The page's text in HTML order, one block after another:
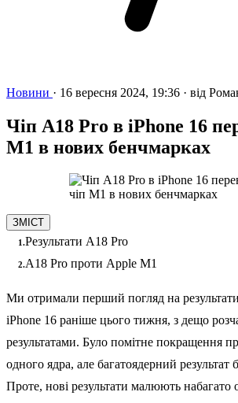
Новини · 16 вересня 2024, 19:36 · від
Чіп A18 Pro в iPhone 16
M1 в нових бенчмарках
ЗМІСТ
Результати A18 Pro
A18 Pro проти Apple M1
Ми отримали перший погляд на
iPhone 16 раніше цього тижня, з дещо
результатами. Було помітне покращення
одного ядра, але багатоядерний
Проте, нові результати малюють набагато